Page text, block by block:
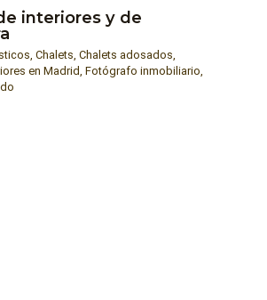
interiores y de
, Chalets, Chalets adosados,
en Madrid, Fotógrafo inmobiliario,